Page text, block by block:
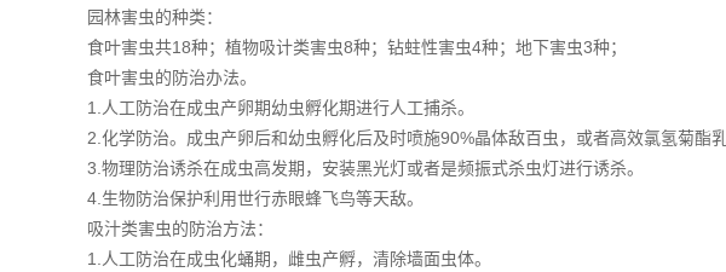
园林害虫的种类：
食叶害虫共18种；植物吸计类害虫8种；钻蛀性害虫4种；地下害虫3种；
食叶害虫的防治办法。
1.人工防治在成虫产卵期幼虫孵化期进行人工捕杀。
2.化学防治。成虫产卵后和幼虫孵化后及时喷施90%晶体敌百虫，或者高效氯氢菊酯
3.物理防治诱杀在成虫高发期，安装黑光灯或者是频振式杀虫灯进行诱杀。
4.生物防治保护利用世行赤眼蜂飞鸟等天敌。
吸汁类害虫的防治方法：
1.人工防治在成虫化蛹期，雌虫产孵，清除墙面虫体。